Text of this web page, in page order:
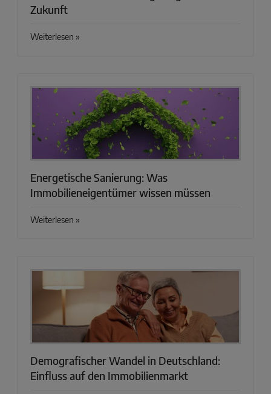
Zukunft
Weiterlesen »
Energetische Sanierung: Was
Immobilieneigentümer wissen müssen
Weiterlesen »
Demografischer Wandel in Deutschland:
Einfluss auf den Immobilienmarkt